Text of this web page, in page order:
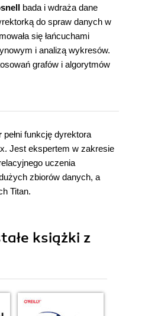
bada i wdraża dane
do spraw danych w
się łańcuchami
i analizą wykresów.
grafów i algorytmów
pełni funkcję dyrektora
Jest ekspertem w zakresie
uczenia
zbiorów danych, a
Titan.
książki z